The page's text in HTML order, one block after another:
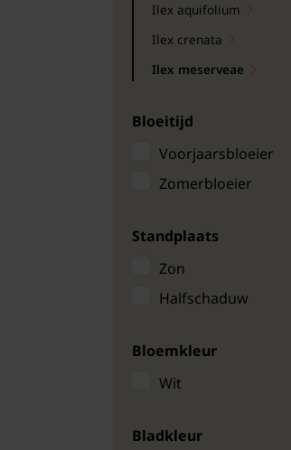
Tuinbenodigdheden
Kamerplanten
Bloempotten
Ilex aquifolium
Ilex crenata
Ilex meserveae
Bloeitijd
Voorjaarsbloeier
Zomerbloeier
Standplaats
Zon
Halfschaduw
Bloemkleur
Wit
Bladkleur